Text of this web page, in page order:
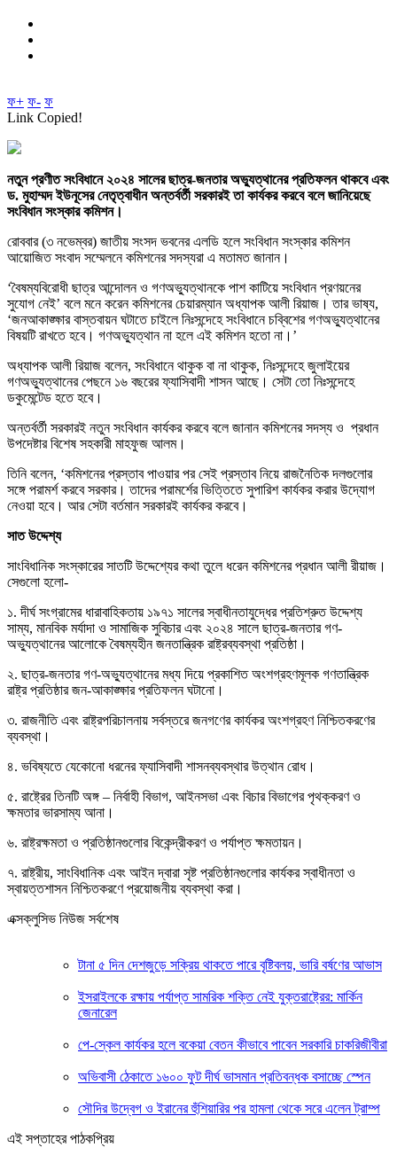
ফ+ ফ- ফ
Link Copied!
নতুন প্রণীত সংবিধানে ২০২৪ সালের ছাত্র-জনতার অভ্যুত্থানের প্রতিফলন থাকবে এবং
ড. মুহাম্মদ ইউনূসের নেতৃত্বাধীন অন্তর্বর্তী সরকারই তা কার্যকর করবে বলে জানিয়েছে
সংবিধান সংস্কার কমিশন।
রোববার (৩ নভেম্বর) জাতীয় সংসদ ভবনের এলডি হলে সংবিধান সংস্কার কমিশন
আয়োজিত সংবাদ সম্মেলনে কমিশনের সদস্যরা এ মতামত জানান।
‘বৈষম্যবিরোধী ছাত্র আন্দোলন ও গণঅভ্যুত্থানকে পাশ কাটিয়ে সংবিধান প্রণয়নের
সুযোগ নেই’ বলে মনে করেন কমিশনের চেয়ারম্যান অধ্যাপক আলী রিয়াজ। তার ভাষ্য,
‘জনআকাঙ্ক্ষার বাস্তবায়ন ঘটাতে চাইলে নিঃসন্দেহে সংবিধানে চব্বিশের গণঅভ্যুত্থানের
বিষয়টি রাখতে হবে। গণঅভ্যুত্থান না হলে এই কমিশন হতো না।’
অধ্যাপক আলী রিয়াজ বলেন, সংবিধানে থাকুক বা না থাকুক, নিঃসন্দেহে জুলাইয়ের
গণঅভ্যুত্থানের পেছনে ১৬ বছরের ফ্যাসিবাদী শাসন আছে। সেটা তো নিঃসন্দেহে
ডকুমেন্টেড হতে হবে।
অন্তর্বর্তী সরকারই নতুন সংবিধান কার্যকর করবে বলে জানান কমিশনের সদস্য ও প্রধান
উপদেষ্টার বিশেষ সহকারী মাহফুজ আলম।
তিনি বলেন, ‘কমিশনের প্রস্তাব পাওয়ার পর সেই প্রস্তাব নিয়ে রাজনৈতিক দলগুলোর
সঙ্গে পরামর্শ করবে সরকার। তাদের পরামর্শের ভিত্তিতে সুপারিশ কার্যকর করার উদ্যোগ
নেওয়া হবে। আর সেটা বর্তমান সরকারই কার্যকর করবে।
সাত উদ্দেশ্য
সাংবিধানিক সংস্কারের সাতটি উদ্দেশ্যের কথা তুলে ধরেন কমিশনের প্রধান আলী রীয়াজ।
সেগুলো হলো-
১. দীর্ঘ সংগ্রামের ধারাবাহিকতায় ১৯৭১ সালের স্বাধীনতাযুদ্ধের প্রতিশ্রুত উদ্দেশ্য
সাম্য, মানবিক মর্যাদা ও সামাজিক সুবিচার এবং ২০২৪ সালে ছাত্র-জনতার গণ-
অভ্যুত্থানের আলোকে বৈষম্যহীন জনতান্ত্রিক রাষ্ট্রব্যবস্থা প্রতিষ্ঠা।
২. ছাত্র-জনতার গণ-অভ্যুত্থানের মধ্য দিয়ে প্রকাশিত অংশগ্রহণমূলক গণতান্ত্রিক
রাষ্ট্র প্রতিষ্ঠার জন-আকাঙ্ক্ষার প্রতিফলন ঘটানো।
৩. রাজনীতি এবং রাষ্ট্রপরিচালনায় সর্বস্তরে জনগণের কার্যকর অংশগ্রহণ নিশ্চিতকরণের
ব্যবস্থা।
৪. ভবিষ্যতে যেকোনো ধরনের ফ্যাসিবাদী শাসনব্যবস্থার উত্থান রোধ।
৫. রাষ্ট্রের তিনটি অঙ্গ – নির্বাহী বিভাগ, আইনসভা এবং বিচার বিভাগের পৃথক্‌করণ ও
ক্ষমতার ভারসাম্য আনা।
৬. রাষ্ট্রক্ষমতা ও প্রতিষ্ঠানগুলোর বিকেন্দ্রীকরণ ও পর্যাপ্ত ক্ষমতায়ন।
৭. রাষ্ট্রীয়, সাংবিধানিক এবং আইন দ্বারা সৃষ্ট প্রতিষ্ঠানগুলোর কার্যকর স্বাধীনতা ও
স্বায়ত্তশাসন নিশ্চিতকরণে প্রয়োজনীয় ব্যবস্থা করা।
এক্সক্লুসিভ নিউজ সর্বশেষ
টানা ৫ দিন দেশজুড়ে সক্রিয় থাকতে পারে বৃষ্টিবলয়, ভারি বর্ষণের আভাস
ইসরাইলকে রক্ষায় পর্যাপ্ত সামরিক শক্তি নেই যুক্তরাষ্ট্রের: মার্কিন
জেনারেল
পে-স্কেল কার্যকর হলে বকেয়া বেতন কীভাবে পাবেন সরকারি চাকরিজীবীরা
অভিবাসী ঠেকাতে ১৬০০ ফুট দীর্ঘ ভাসমান প্রতিবন্ধক বসাচ্ছে স্পেন
সৌদির উদ্বেগ ও ইরানের হুঁশিয়ারির পর হামলা থেকে সরে এলেন ট্রাম্প
এই সপ্তাহের পাঠকপ্রিয়